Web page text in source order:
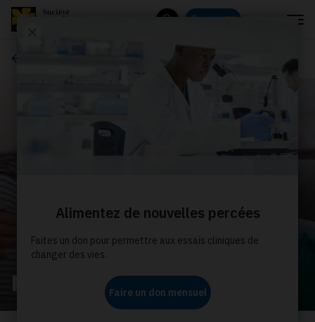
Donnez
Nos histoires